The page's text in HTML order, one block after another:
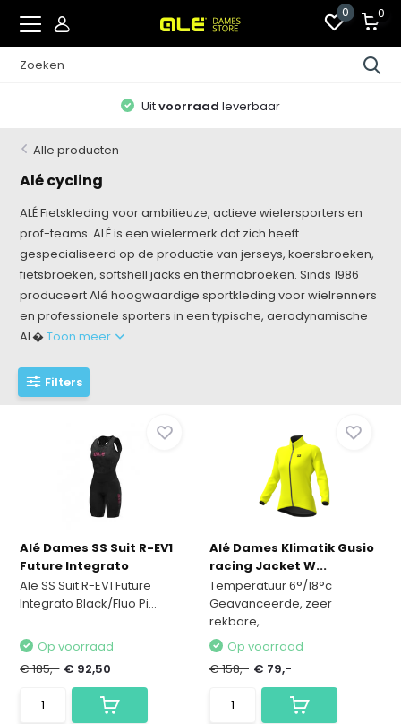
0 0
Uitvoorraad leverbaar
Alle producten
Alé cycling
ALÉ Fietskleding voor ambitieuze, actieve wielersporters en
prof-teams. ALÉ is een wielermerk dat zich heeft
gespecialiseerd op de productie van jerseys, koersbroeken,
fietsbroeken, softshell jacks en thermobroeken. Sinds 1986
produceert Alé hoogwaardige sportkleding voor wielrenners
en professionele sporters in een typische, aerodynamische
AL�Toon meer
Filters
Alé Dames SS Suit R-EV1
Future Integrato
Ale SS Suit R-EV1 Future
Integrato Black/Fluo Pi...
Op voorraad
€ 185,- € 92,50
Alé Dames Klimatik Gusio
racing Jacket W...
Temperatuur 6°/18°c
Geavanceerde, zeer
rekbare,...
Op voorraad
€ 158,- € 79,-